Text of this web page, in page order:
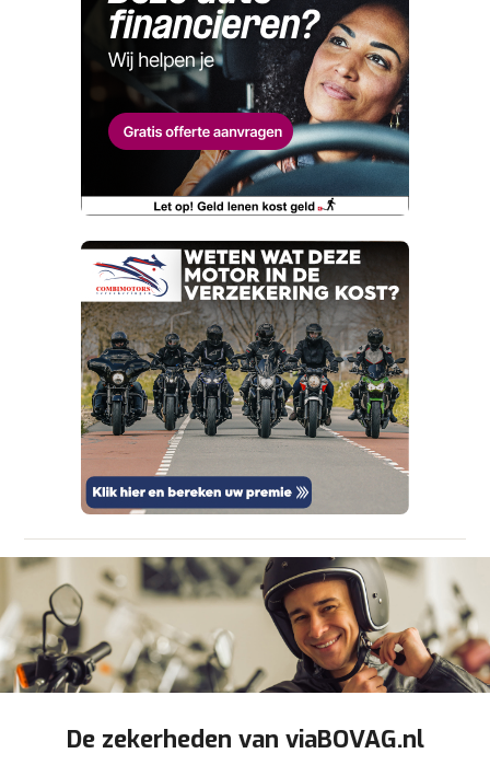
Telefoonnummer (optioneel)
Vraag mijn proefrit aan
om je aanvraag zo goed mogelijk bij de
aanbieder te brengen. Lees hier meer over in
onzeprivacyverklaring .
Naam
E-mailadres
Telefoonnummer (optioneel)
Verstuur mijn vraag
viaBOVAG.nl verwerkt je persoonsgegevens
om je aanvraag zo goed mogelijk bij de
aanbieder te brengen. Lees hier meer over in
onzeprivacyverklaring .
melden. Dat komt de kwaliteit van onze
advertenties ten goede, dankjewel!
Wat is jou opgevallen?
Wat klopt er niet?
Kan je ons nog meer vertellen? (optioneel)
Stuur mijn bevinding door
De zekerheden van viaBOVAG.nl